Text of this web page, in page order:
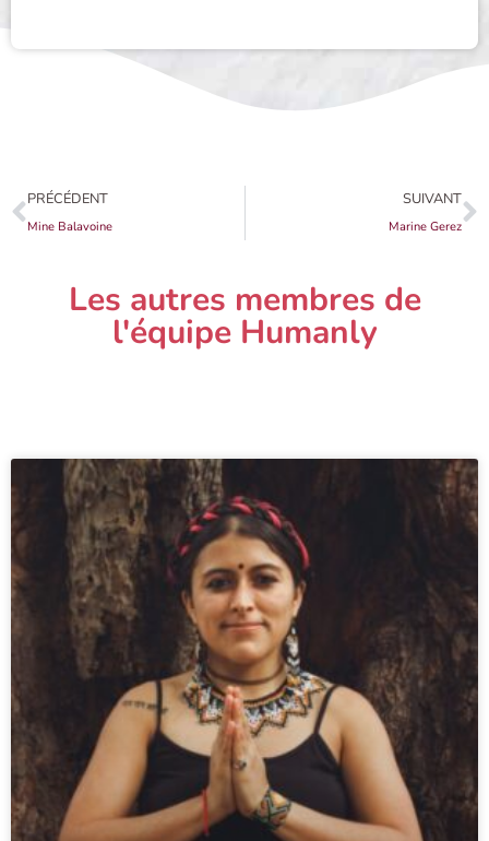
PRÉCÉDENT
Mine Balavoine
SUIVANT
Marine Gerez
Les autres membres de
l'équipe Humanly